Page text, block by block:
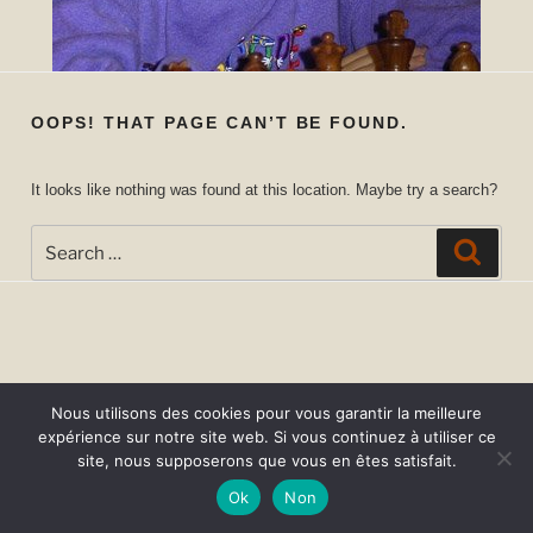
OOPS! THAT PAGE CAN’T BE FOUND.
It looks like nothing was found at this location. Maybe try a search?
for:
Nous utilisons des cookies pour vous garantir la meilleure
expérience sur notre site web. Si vous continuez à utiliser ce
site, nous supposerons que vous en êtes satisfait.
Ok
Non